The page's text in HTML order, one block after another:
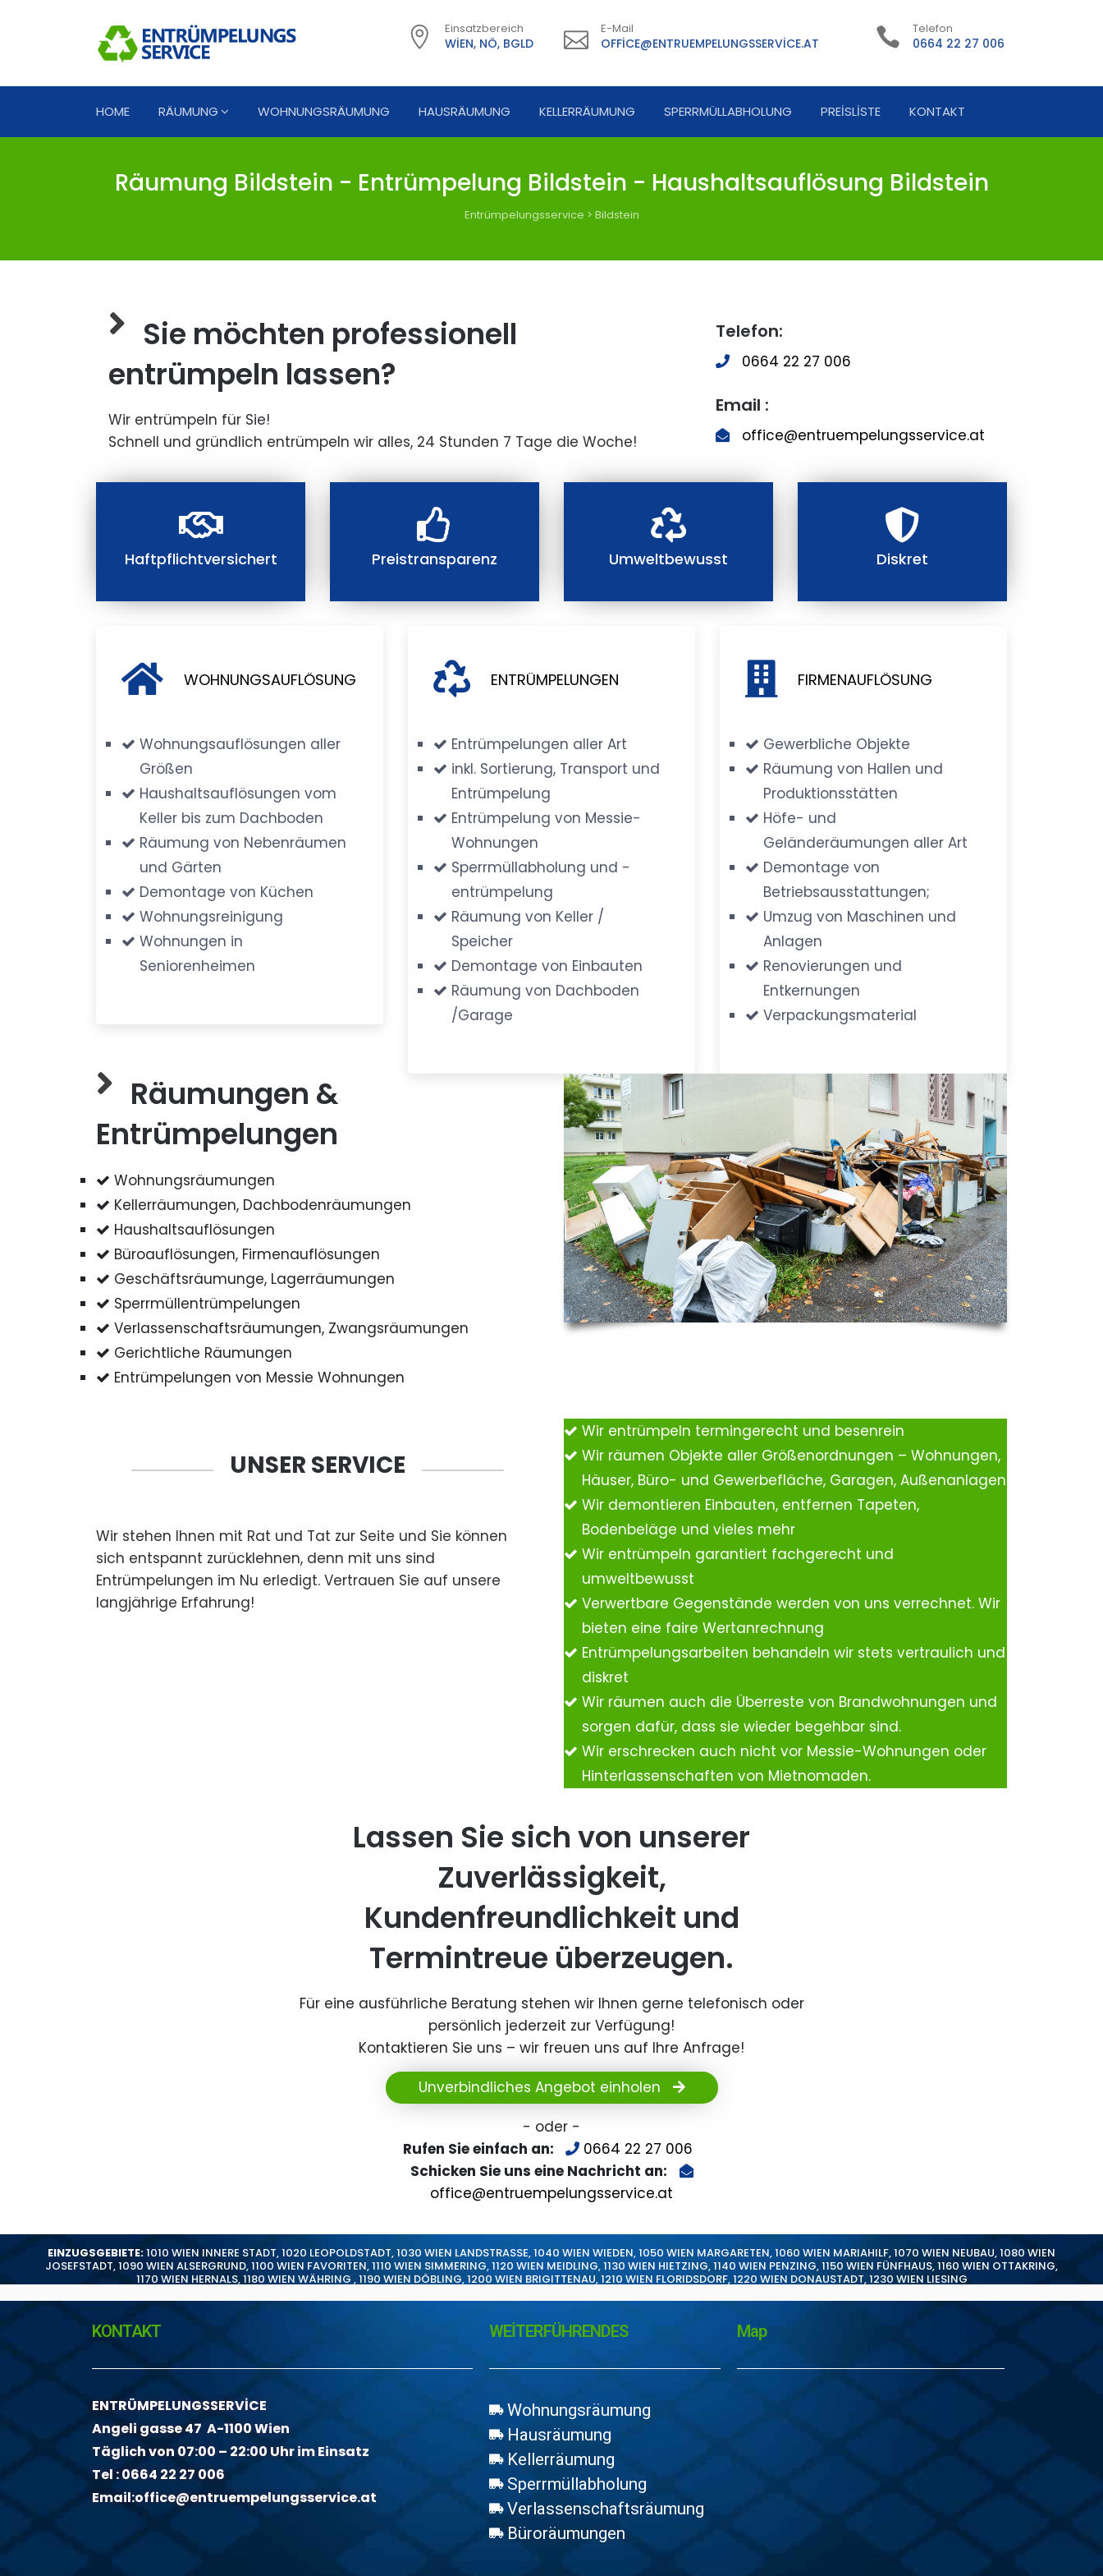
Einsatzbereich
WIEN, NÖ, BGLD
E-Mail
OFFICE@ENTRUEMPELUNGSSERVICE.AT
Telefon
0664 22 27 006
HOME RÄUMUNG WOHNUNGSRÄUMUNG HAUSRÄUMUNG KELLERRÄUMUNG SPERRMÜLLABHOLUNG PREISLISTE KONTAKT
Räumung Bildstein - Entrümpelung Bildstein - Haushaltsauflösung Bildstein
Entrümpelungsservice > Bildstein
Sie möchten professionell
entrümpeln lassen?
Wir entrümpeln für Sie!
Schnell und gründlich entrümpeln wir alles, 24 Stunden 7 Tage die Woche!
Telefon:
0664 22 27 006
Email :
office@entruempelungsservice.at
Haftpflichtversichert Preistransparenz Umweltbewusst Diskret
WOHNUNGSAUFLÖSUNG
Wohnungsauflösungen aller
Größen
Haushaltsauflösungen vom
Keller bis zum Dachboden
Räumung von Nebenräumen
und Gärten
Demontage von Küchen
Wohnungsreinigung
Wohnungen in
Seniorenheimen
ENTRÜMPELUNGEN
Entrümpelungen aller Art
inkl. Sortierung, Transport und
Entrümpelung
Entrümpelung von Messie-
Wohnungen
Sperrmüllabholung und -
entrümpelung
Räumung von Keller /
Speicher
Demontage von Einbauten
Räumung von Dachboden
/Garage
FIRMENAUFLÖSUNG
Gewerbliche Objekte
Räumung von Hallen und
Produktionsstätten
Höfe- und
Geländeräumungen aller Art
Demontage von
Betriebsausstattungen;
Umzug von Maschinen und
Anlagen
Renovierungen und
Entkernungen
Verpackungsmaterial
Räumungen &
Entrümpelungen
Wohnungsräumungen
Kellerräumungen, Dachbodenräumungen
Haushaltsauflösungen
Büroauflösungen, Firmenauflösungen
Geschäftsräumunge, Lagerräumungen
Sperrmüllentrümpelungen
Verlassenschaftsräumungen, Zwangsräumungen
Gerichtliche Räumungen
Entrümpelungen von Messie Wohnungen
UNSER SERVICE
Wir stehen Ihnen mit Rat und Tat zur Seite und Sie können
sich entspannt zurücklehnen, denn mit uns sind
Entrümpelungen im Nu erledigt. Vertrauen Sie auf unsere
langjährige Erfahrung!
Wir entrümpeln termingerecht und besenrein
Wir räumen Objekte aller Größenordnungen – Wohnungen,
Häuser, Büro- und Gewerbefläche, Garagen, Außenanlagen
Wir demontieren Einbauten, entfernen Tapeten,
Bodenbeläge und vieles mehr
Wir entrümpeln garantiert fachgerecht und
umweltbewusst
Verwertbare Gegenstände werden von uns verrechnet. Wir
bieten eine faire Wertanrechnung
Entrümpelungsarbeiten behandeln wir stets vertraulich und
diskret
Wir räumen auch die Überreste von Brandwohnungen und
sorgen dafür, dass sie wieder begehbar sind.
Wir erschrecken auch nicht vor Messie-Wohnungen oder
Hinterlassenschaften von Mietnomaden.
Lassen Sie sich von unserer
Zuverlässigkeit,
Kundenfreundlichkeit und
Termintreue überzeugen.
Für eine ausführliche Beratung stehen wir Ihnen gerne telefonisch oder
persönlich jederzeit zur Verfügung!
Kontaktieren Sie uns – wir freuen uns auf Ihre Anfrage!
Unverbindliches Angebot einholen
- oder -
Rufen Sie einfach an:
0664 22 27 006
Schicken Sie uns eine Nachricht an:
office@entruempelungsservice.at
EINZUGSGEBIETE:1010 WIEN INNERE STADT,1020 LEOPOLDSTADT,1030 WIEN LANDSTRASSE,1040 WIEN WIEDEN,1050 WIEN MARGARETEN,1060 WIEN MARIAHILF,1070 WIEN NEUBAU,1080 WIEN
JOSEFSTADT,1090 WIEN ALSERGRUND,1100 WIEN FAVORITEN,1110 WIEN SIMMERING,1120 WIEN MEIDLING,1130 WIEN HIETZING,1140 WIEN PENZING,1150 WIEN FÜNFHAUS,1160 WIEN OTTAKRING,
1170 WIEN HERNALS,1180 WIEN WÄHRING ,1190 WIEN DÖBLING,1200 WIEN BRIGITTENAU,1210 WIEN FLORIDSDORF,1220 WIEN DONAUSTADT,1230 WIEN LIESING
KONTAKT
ENTRÜMPELUNGSSERVİCE
Angeli gasse 47 A-1100 Wien
Täglich von 07:00 – 22:00 Uhr im Einsatz
Tel :0664 22 27 006
Email:office@entruempelungsservice.at
WEİTERFÜHRENDES
Wohnungsräumung
Hausräumung
Kellerräumung
Sperrmüllabholung
Verlassenschaftsräumung
Büroräumungen
Map